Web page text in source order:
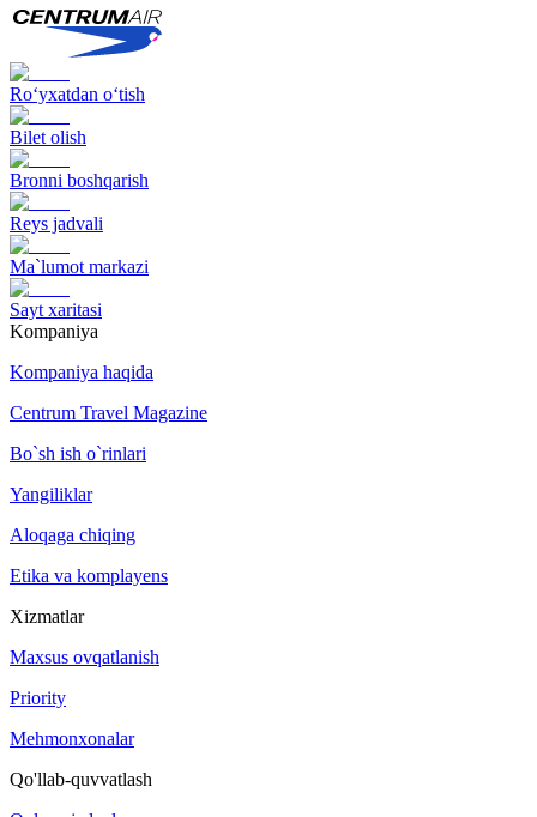
Ro‘yxatdan o‘tish
Bilet olish
Bronni boshqarish
Reys jadvali
Ma`lumot markazi
Sayt xaritasi
Kompaniya
Kompaniya haqida
Centrum Travel Magazine
Bo`sh ish o`rinlari
Yangiliklar
Aloqaga chiqing
Etika va komplayens
Xizmatlar
Maxsus ovqatlanish
Priority
Mehmonxonalar
Qo'llab-quvvatlash